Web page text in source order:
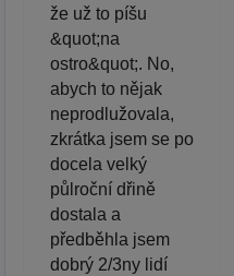
že už to píšu
&quot;na
ostro&quot;. No,
abych to nějak
neprodlužovala,
zkrátka jsem se po
docela velký
půlroční dřině
dostala a
předběhla jsem
dobrý 2/3ny lidí